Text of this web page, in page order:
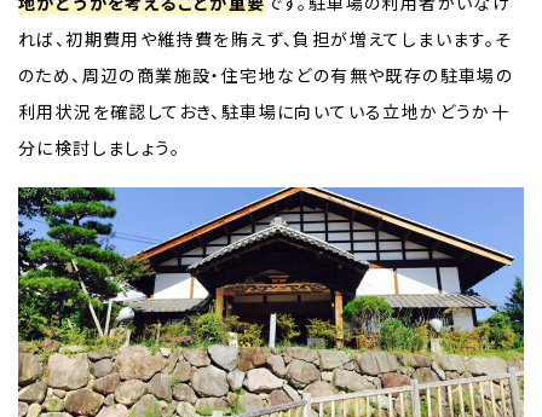
れば、初期費用や維持費を賄えず、負担が増えてしまいます。そ
のため、周辺の商業施設・住宅地などの有無や既存の駐車場の
利用状況を確認しておき、駐車場に向いている立地かどうか十
分に検討しましょう。